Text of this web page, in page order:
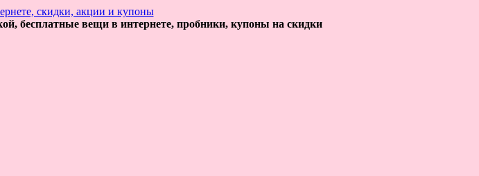
бесплатные вещи в интернете, пробники, купоны на скидки